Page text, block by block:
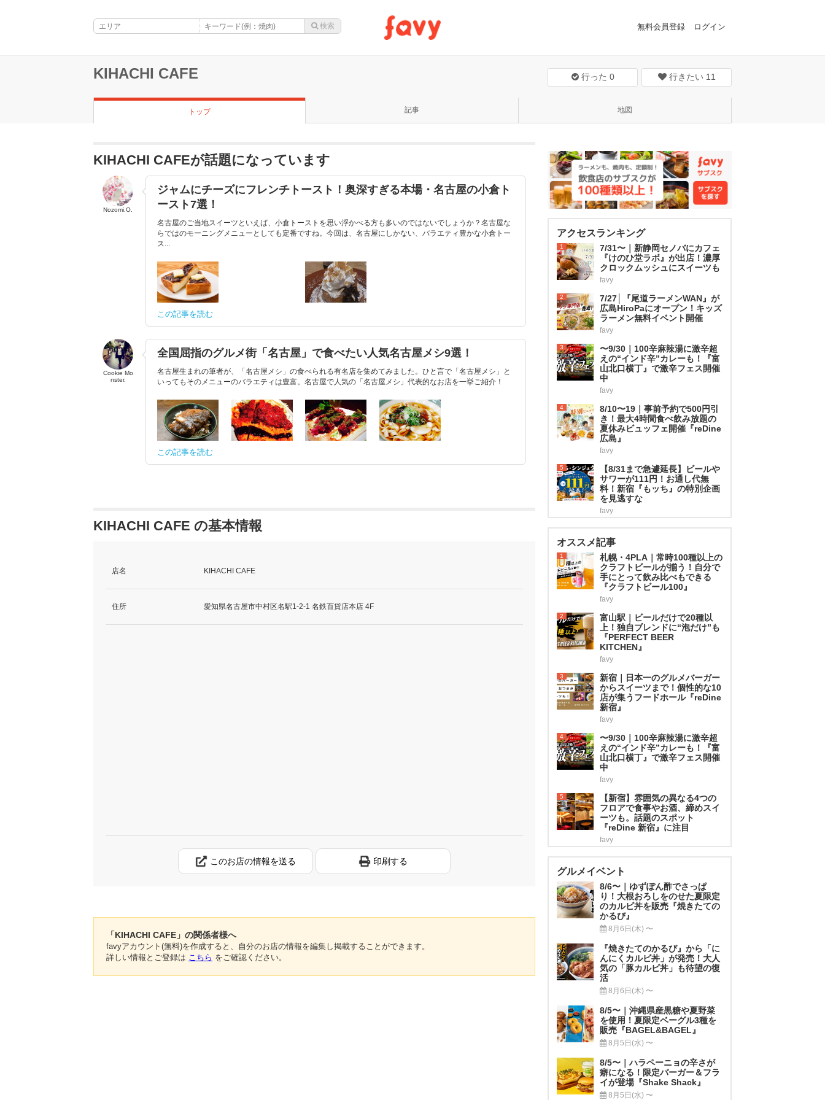
無料会員登録 ログイン
KIHACHI CAFE 行った 0 行きたい 11
トップ 記事 地図
KIHACHI CAFEが話題になっています
Nozomi.O.
ジャムにチーズにフレンチトースト！奥深すぎる本場・名古屋の小倉ト
ースト7選！
名古屋のご当地スイーツといえば、小倉トーストを思い浮かべる方も多いのではないでしょうか？名古屋な
らではのモーニングメニューとしても定番ですね。今回は、名古屋にしかない、バラエティ豊かな小倉トー
ス...
この記事を読む
Cookie Mo
nster.
全国屈指のグルメ街「名古屋」で食べたい人気名古屋メシ9選！
名古屋生まれの筆者が、「名古屋メシ」の食べられる有名店を集めてみました。ひと言で「名古屋メシ」と
いってもそのメニューのバラエティは豊富。名古屋で人気の「名古屋メシ」代表的なお店を一挙ご紹介！
この記事を読む
KIHACHI CAFE の基本情報
店名 KIHACHI CAFE
住所 愛知県名古屋市中村区名駅1-2-1 名鉄百貨店本店 4F
このお店の情報を送る 印刷する
「KIHACHI CAFE」の関係者様へ
favyアカウント(無料)を作成すると、自分のお店の情報を編集し掲載することができます。
詳しい情報とご登録は こちら をご確認ください。
アクセスランキング
1
7/31〜｜新静岡セノバにカフェ
『けのひ堂ラボ』が出店！濃厚
クロックムッシュにスイーツも
favy
2
7/27│『尾道ラーメンWAN』が
広島HiroPaにオープン！キッズ
ラーメン無料イベント開催
favy
3
〜9/30｜100辛麻辣湯に激辛超
えの“インド辛”カレーも！『富
山北口横丁』で激辛フェス開催
中
favy
4
8/10〜19｜事前予約で500円引
き！最大4時間食べ飲み放題の
夏休みビュッフェ開催『reDine
広島』
favy
5
【8/31まで急遽延長】ビールや
サワーが111円！お通し代無
料！新宿『もッち』の特別企画
を見逃すな
favy
オススメ記事
1
札幌・4PLA｜常時100種以上の
クラフトビールが揃う！自分で
手にとって飲み比べもできる
『クラフトビール100』
favy
2
富山駅｜ビールだけで20種以
上！独自ブレンドに“泡だけ”も
『PERFECT BEER
KITCHEN』
favy
3
新宿｜日本一のグルメバーガー
からスイーツまで！個性的な10
店が集うフードホール『reDine
新宿』
favy
4
〜9/30｜100辛麻辣湯に激辛超
えの“インド辛”カレーも！『富
山北口横丁』で激辛フェス開催
中
favy
5
【新宿】雰囲気の異なる4つの
フロアで食事やお酒、締めスイ
ーツも。話題のスポット
『reDine 新宿』に注目
favy
グルメイベント
8/6〜｜ゆずぽん酢でさっぱ
り！大根おろしをのせた夏限定
のカルビ丼を販売『焼きたての
かるび』
8月6日(木) 〜
『焼きたてのかるび』から「に
んにくカルビ丼」が発売！大人
気の「豚カルビ丼」も待望の復
活
8月6日(木) 〜
8/5〜｜沖縄県産黒糖や夏野菜
を使用！夏限定ベーグル3種を
販売『BAGEL&BAGEL』
8月5日(水) 〜
8/5〜｜ハラペーニョの辛さが
癖になる！限定バーガー＆フラ
イが登場『Shake Shack』
8月5日(水) 〜